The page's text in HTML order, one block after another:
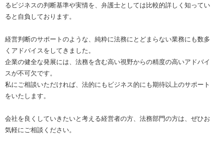
るビジネスの判断基準や実情を、弁護士としては比較的詳しく知ってい
ると自負しております。
経営判断のサポートのような、純粋に法務にとどまらない業務にも数多
くアドバイスをしてきました。
企業の健全な発展には、法務を含む高い視野からの精度の高いアドバイ
スが不可欠です。
私にご相談いただければ、法的にもビジネス的にも期待以上のサポート
をいたします。
会社を良くしていきたいと考える経営者の方、法務部門の方は、ぜひお
気軽にご相談ください。